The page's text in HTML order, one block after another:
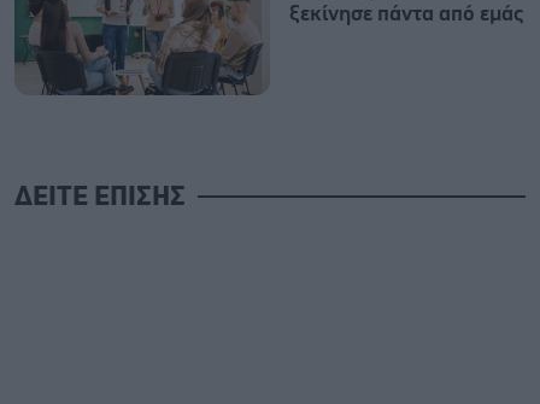
ξεκίνησε πάντα από εμάς
ΔΕΙΤΕ ΕΠΙΣΗΣ